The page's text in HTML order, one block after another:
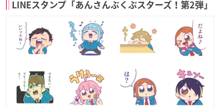
LINEスタンプ「あんさんぶくぶスターズ！第2弾」